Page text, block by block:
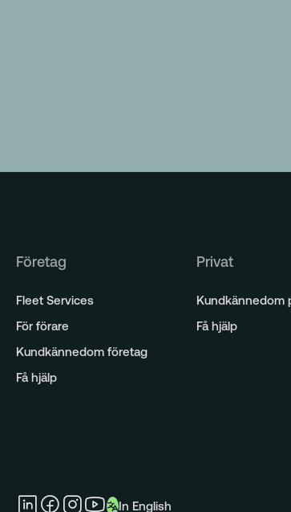
Företag
Fleet Services
För förare
Kundkännedom företag
Få hjälp
Privat
Kundkännedom
Få hjälp
In English